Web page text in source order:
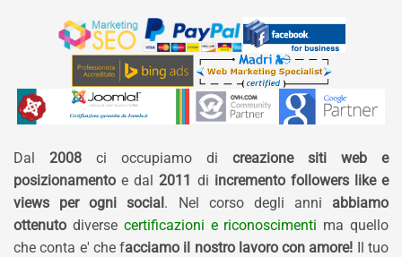
Dal 2008 ci occupiamo di creazione siti web e
posizionamento e dal 2011 di incremento followers like e
views per ogni social. Nel corso degli anni abbiamo
ottenuto diverse certificazioni e riconoscimenti ma quello
che conta e' che facciamo il nostro lavoro con amore! Il tuo